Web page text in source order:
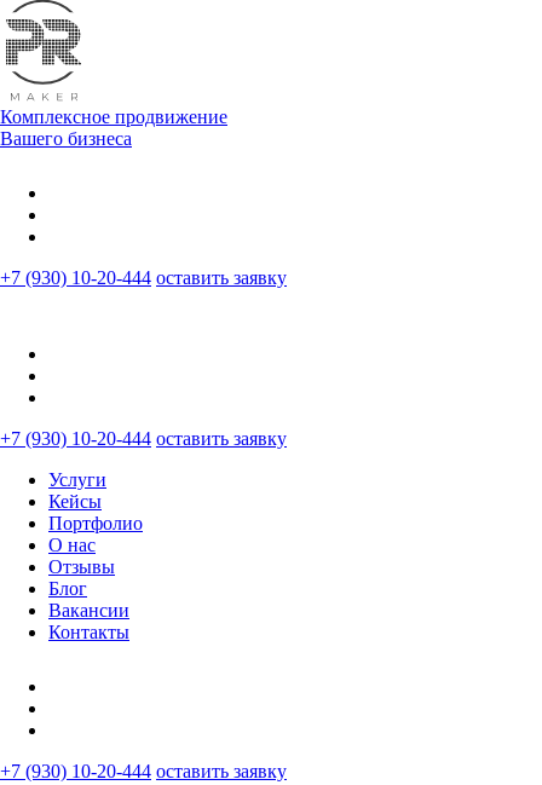
Комплексное продвижение
Вашего бизнеса
+7 (930) 10-20-444 оставить заявку
+7 (930) 10-20-444 оставить заявку
Услуги
Кейсы
Портфолио
О нас
Отзывы
Блог
Вакансии
Контакты
+7 (930) 10-20-444 оставить заявку